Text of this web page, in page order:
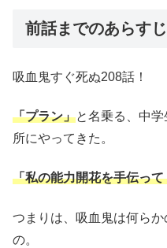
前話までのあらすじ
吸血鬼すぐ死ぬ208話！
「プラン」と名乗る、中
所にやってきた。
「私の能力開花を手伝って
つまりは、吸血鬼は何ら
の。